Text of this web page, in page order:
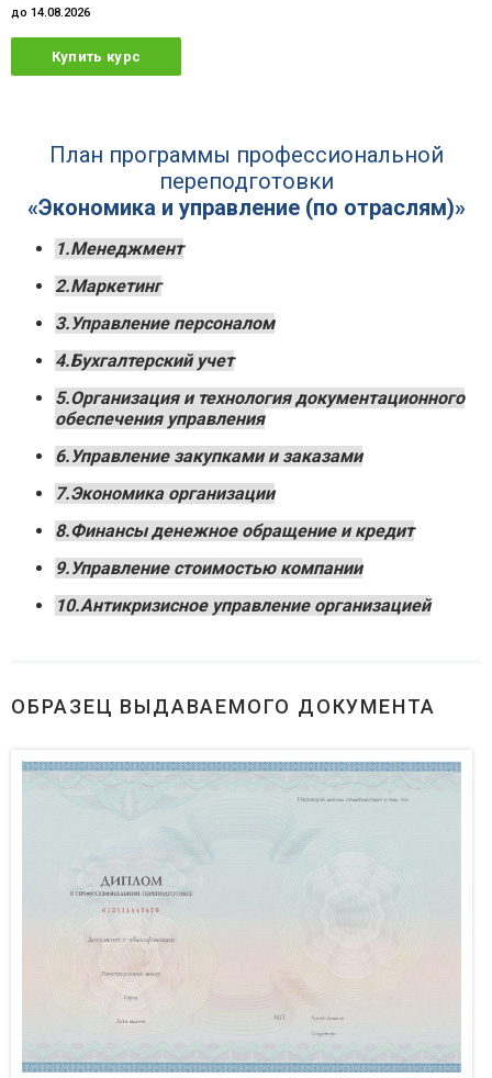
до 14.08.2026
Купить курс
План программы профессиональной
переподготовки
«Экономика и управление (по отраслям)»
1.Менеджмент
2.Маркетинг
3.Управление персоналом
4.Бухгалтерский учет
5.Организация и технология документационного
обеспечения управления
6.Управление закупками и заказами
7.Экономика организации
8.Финансы денежное обращение и кредит
9.Управление стоимостью компании
10.Антикризисное управление организацией
ОБРАЗЕЦ ВЫДАВАЕМОГО ДОКУМЕНТА